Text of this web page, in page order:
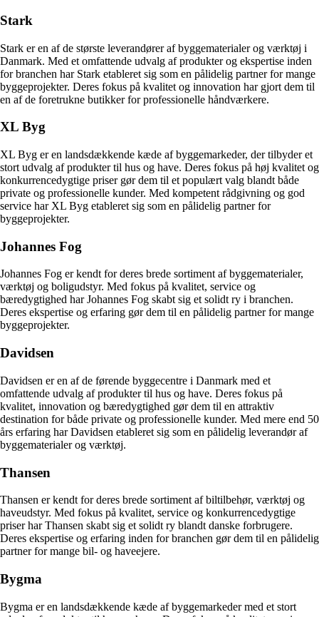
Stark
Stark er en af de største leverandører af byggematerialer og værktøj i
Danmark. Med et omfattende udvalg af produkter og ekspertise inden
for branchen har Stark etableret sig som en pålidelig partner for mange
byggeprojekter. Deres fokus på kvalitet og innovation har gjort dem til
en af de foretrukne butikker for professionelle håndværkere.
XL Byg
XL Byg er en landsdækkende kæde af byggemarkeder, der tilbyder et
stort udvalg af produkter til hus og have. Deres fokus på høj kvalitet og
konkurrencedygtige priser gør dem til et populært valg blandt både
private og professionelle kunder. Med kompetent rådgivning og god
service har XL Byg etableret sig som en pålidelig partner for
byggeprojekter.
Johannes Fog
Johannes Fog er kendt for deres brede sortiment af byggematerialer,
værktøj og boligudstyr. Med fokus på kvalitet, service og
bæredygtighed har Johannes Fog skabt sig et solidt ry i branchen.
Deres ekspertise og erfaring gør dem til en pålidelig partner for mange
byggeprojekter.
Davidsen
Davidsen er en af de førende byggecentre i Danmark med et
omfattende udvalg af produkter til hus og have. Deres fokus på
kvalitet, innovation og bæredygtighed gør dem til en attraktiv
destination for både private og professionelle kunder. Med mere end 50
års erfaring har Davidsen etableret sig som en pålidelig leverandør af
byggematerialer og værktøj.
Thansen
Thansen er kendt for deres brede sortiment af biltilbehør, værktøj og
haveudstyr. Med fokus på kvalitet, service og konkurrencedygtige
priser har Thansen skabt sig et solidt ry blandt danske forbrugere.
Deres ekspertise og erfaring inden for branchen gør dem til en pålidelig
partner for mange bil- og haveejere.
Bygma
Bygma er en landsdækkende kæde af byggemarkeder med et stort